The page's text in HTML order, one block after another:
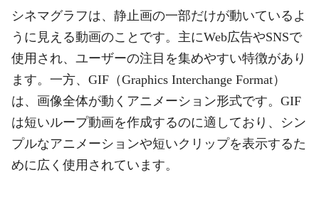
シネマグラフは、静止画の一部だけが動いているよ
うに見える動画のことです。主にWeb広告やSNSで
使用され、ユーザーの注目を集めやすい特徴があり
ます。一方、GIF（Graphics Interchange Format）
は、画像全体が動くアニメーション形式です。GIF
は短いループ動画を作成するのに適しており、シン
プルなアニメーションや短いクリップを表示するた
めに広く使用されています。